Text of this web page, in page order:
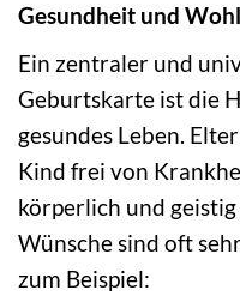
Gesundheit und
Ein zentraler und
Geburtskarte ist die
gesundes Leben.
Kind frei von
körperlich und
Wünsche sind oft
zum Beispiel: